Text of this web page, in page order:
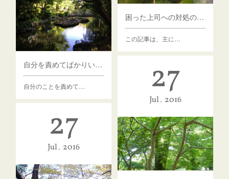
困った上司への対処の仕方
この記事は、主に…
自分を責めてばかりいる人へ
自分のことを責めて… 27
Jul 2016
27
Jul 2016